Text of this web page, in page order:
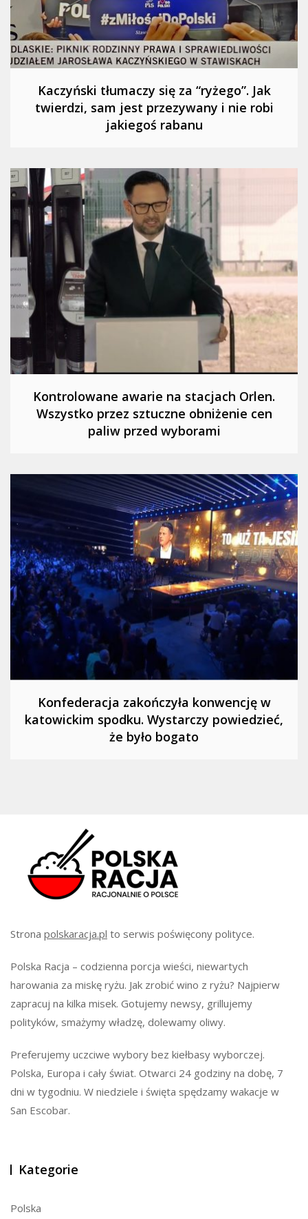
Kaczyński tłumaczy się za “ryżego”. Jak
twierdzi, sam jest przezywany i nie robi
jakiegoś rabanu
Kontrolowane awarie na stacjach Orlen.
Wszystko przez sztuczne obniżenie cen
paliw przed wyborami
Konfederacja zakończyła konwencję w
katowickim spodku. Wystarczy powiedzieć,
że było bogato
Strona polskaracja.pl to serwis poświęcony polityce.
Polska Racja – codzienna porcja wieści, niewartych
harowania za miskę ryżu. Jak zrobić wino z ryżu? Najpierw
zapracuj na kilka misek. Gotujemy newsy, grillujemy
polityków, smażymy władzę, dolewamy oliwy.
Preferujemy uczciwe wybory bez kiełbasy wyborczej.
Polska, Europa i cały świat. Otwarci 24 godziny na dobę, 7
dni w tygodniu. W niedziele i święta spędzamy wakacje w
San Escobar.
Kategorie
Polska